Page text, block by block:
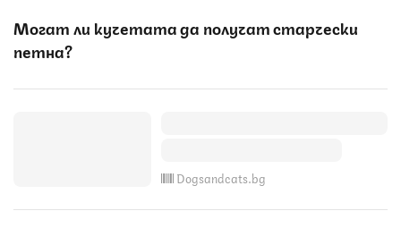
Могат ли кучетата да получат старчески
петна?
Dogsandcats.bg